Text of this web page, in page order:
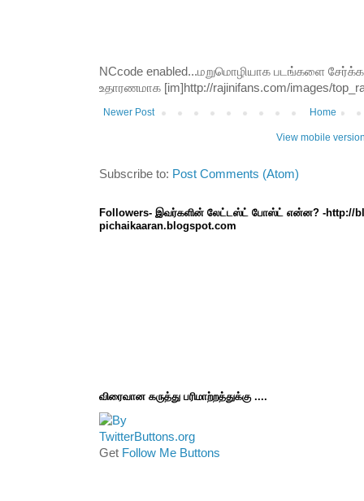
NCcode enabled...மறுமொழியாக படங்களை சேர்க்க
உதாரணமாக [im]http://rajinifans.com/images/
Newer Post Home
View mobile
Subscribe to: Post Comments (Atom)
Followers- இவர்களின் லேட்டஸ்ட் போஸ்ட் என்ன? -http://
pichaikaaran.blogspot.com
விரைவான கருத்து பரிமாற்றத்துக்கு ....
Get Follow Me Buttons